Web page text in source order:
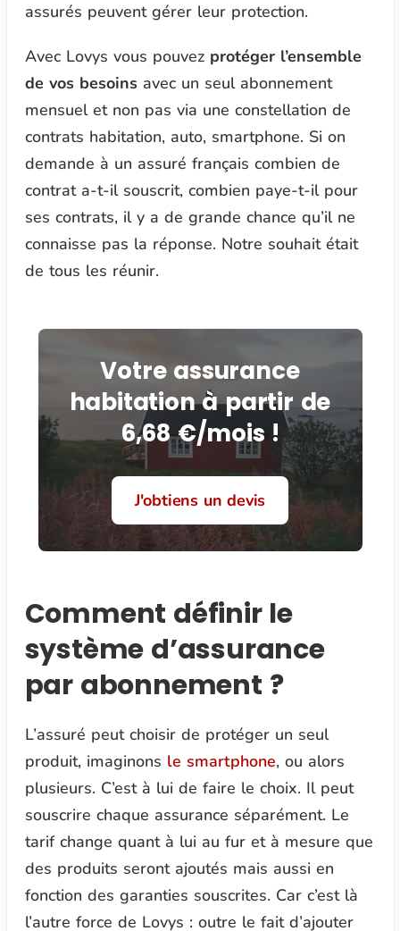
assurés peuvent gérer leur protection.
Avec Lovys vous pouvez protéger l’ensemble
de vos besoinsavec un seul abonnement
mensuel et non pas via une constellation de
contrats habitation, auto, smartphone. Si on
demande à un assuré français combien de
contrat a-t-il souscrit, combien paye-t-il pour
ses contrats, il y a de grande chance qu’il ne
connaisse pas la réponse. Notre souhait était
de tous les réunir.
Votre assurance
habitation à partir de
6,68 €/mois !
J'obtiens un devis
Comment définir le
système d’assurance
par abonnement ?
L’assuré peut choisir de protéger un seul
produit, imaginons le smartphone, ou alors
plusieurs. C’est à lui de faire le choix. Il peut
souscrire chaque assurance séparément. Le
tarif change quant à lui au fur et à mesure que
des produits seront ajoutés mais aussi en
fonction des garanties souscrites. Car c’est là
l’autre force de Lovys : outre le fait d’ajouter